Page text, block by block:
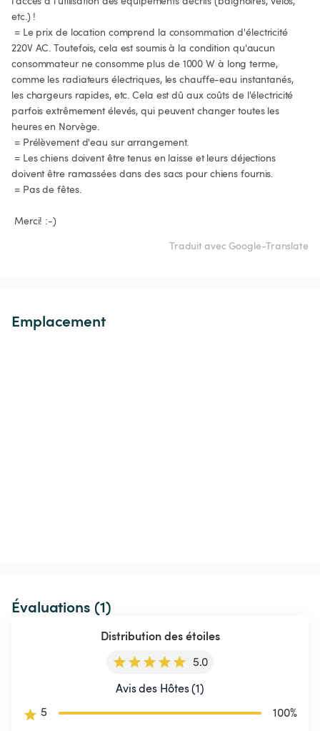
etc.) !
220V AC. Toutefois, cela est soumis à la condition qu'aucun
consommateur ne consomme plus de 1000 W à long terme,
comme les radiateurs électriques, les chauffe-eau instantanés,
les chargeurs rapides, etc. Cela est dû aux coûts de l'électricité
parfois extrêmement élevés, qui peuvent changer toutes les
heures en Norvège.
doivent être ramassées dans des sacs pour chiens fournis.
Merci! :-)
Traduit avec Google-Translate
Emplacement
Évaluations (1)
Distribution des étoiles
5.0
Avis des Hôtes (1)
5
100%